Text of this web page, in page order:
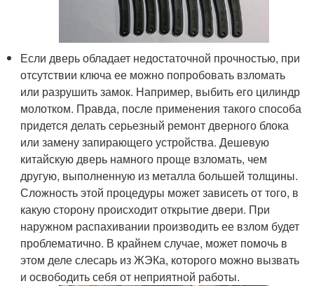
Если дверь обладает недостаточной прочностью, при
отсутствии ключа ее можно попробовать взломать
или разрушить замок. Например, выбить его цилиндр
молотком. Правда, после применения такого способа
придется делать серьезный ремонт дверного блока
или замену запирающего устройства. Дешевую
китайскую дверь намного проще взломать, чем
другую, выполненную из металла большей толщины.
Сложность этой процедуры может зависеть от того, в
какую сторону происходит открытие двери. При
наружном распахивании производить ее взлом будет
проблематично. В крайнем случае, может помочь в
этом деле слесарь из ЖЭКа, которого можно вызвать
и освободить себя от неприятной работы.